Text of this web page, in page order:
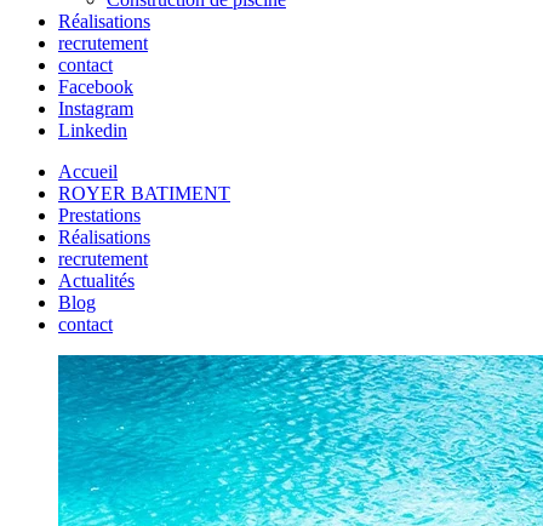
Réalisations
recrutement
contact
Facebook
Instagram
Linkedin
Accueil
ROYER BATIMENT
Prestations
Réalisations
recrutement
Actualités
Blog
contact
Voir
l'image
agrandie